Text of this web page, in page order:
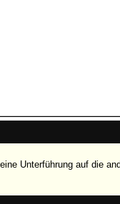
Unterführung auf die